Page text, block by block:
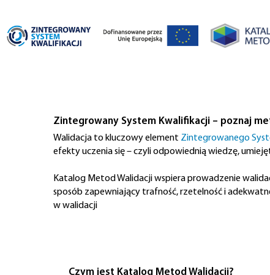
Zintegrowany System Kwalifikacji – poznaj
Walidacja to kluczowy element Zintegrowanego
efekty uczenia się – czyli odpowiednią wiedzę,
Katalog Metod Walidacji wspiera prowadzenie
sposób zapewniający trafność, rzetelność i
w walidacji
Czym jest Katalog Metod Walidacji?